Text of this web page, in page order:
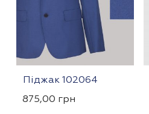
Піджак 102064
875,00 грн